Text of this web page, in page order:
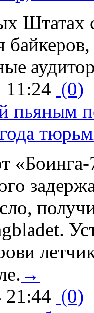
Штатах
11:24 (0)
пьяным
→
21:44 (0)